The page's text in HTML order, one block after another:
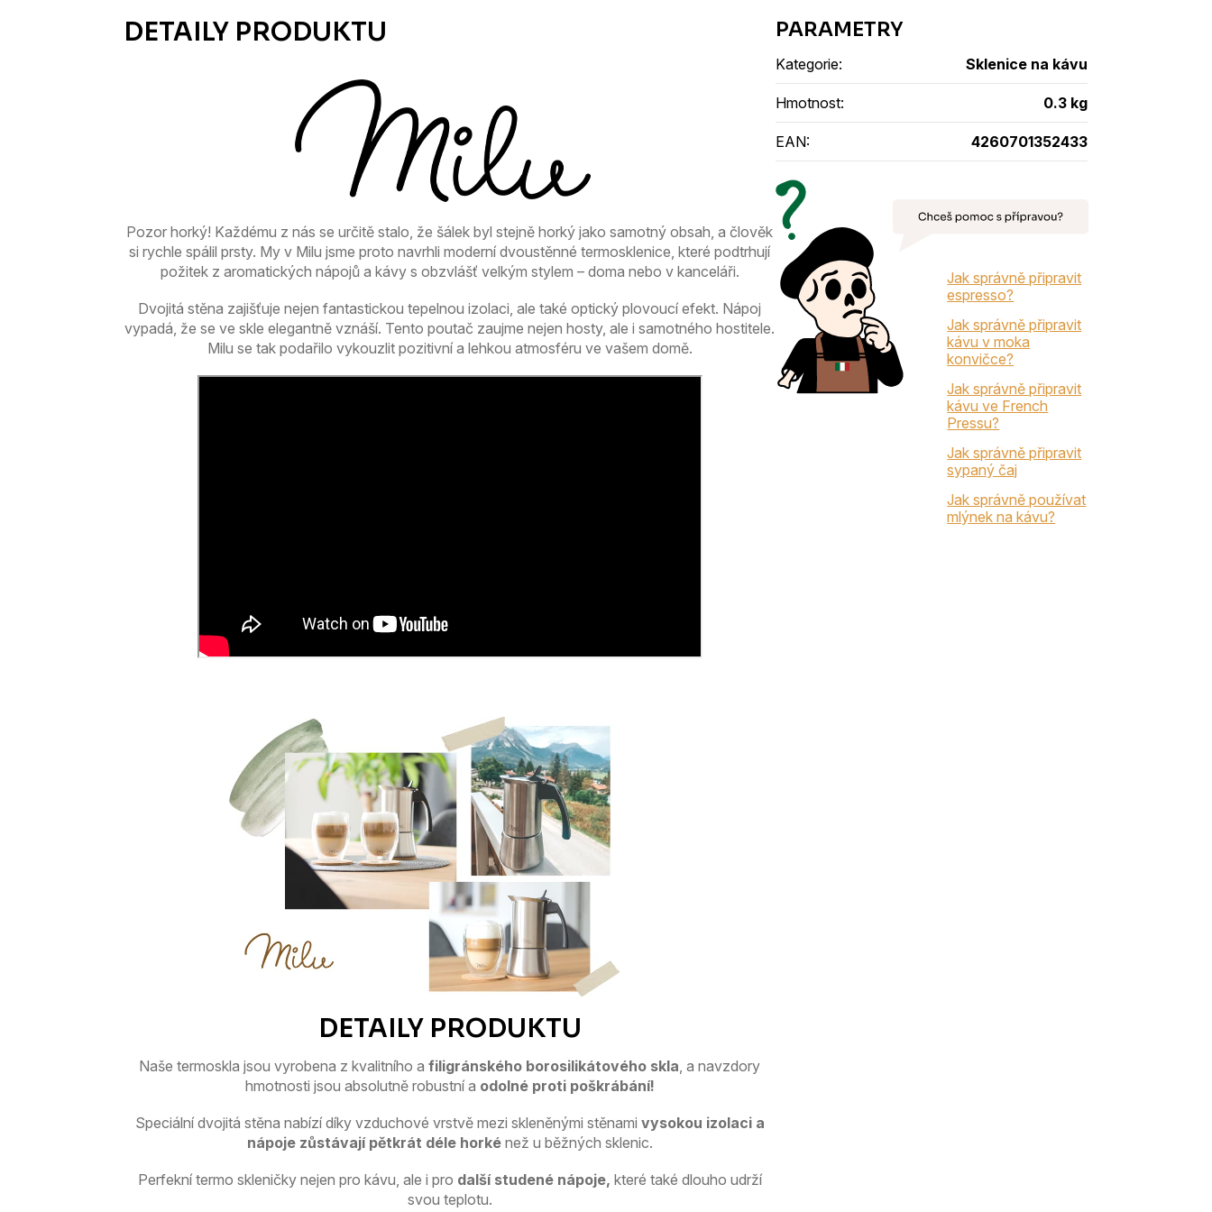
Pozor horký! Každému z nás se určitě stalo, že šálek byl stejně horký jako samotný obsah, a člověk
si rychle spálil prsty. My v Milu jsme proto navrhli moderní dvoustěnné termosklenice, které podtrhují
požitek z aromatických nápojů a kávy s obzvlášť velkým stylem – doma nebo v kanceláři.
Dvojitá stěna zajišťuje nejen fantastickou tepelnou izolaci, ale také optický plovoucí efekt. Nápoj
vypadá, že se ve skle elegantně vznáší. Tento poutač zaujme nejen hosty, ale i samotného hostitele.
Milu se tak podařilo vykouzlit pozitivní a lehkou atmosféru ve vašem domě.
Naše termoskla jsou vyrobena z kvalitního afiligránského borosilikátového skla, a navzdory
hmotnosti jsou absolutně robustní a odolné proti poškrábání!
Speciální dvojitá stěna nabízí díky vzduchové vrstvě mezi skleněnými stěnami vysokou izolaci a
nápoje zůstávají pětkrát déle horkénež u běžných sklenic.
Perfekní termo skleničky nejen pro kávu, ale i pro další studené nápoje, které také dlouho udrží
svou teplotu.
Kategorie: Sklenice na kávu
Hmotnost: 0.3 kg
EAN: 4260701352433
Jak správně připravit
espresso?
Jak správně připravit
kávu v moka
konvičce?
Jak správně připravit
kávu ve French
Pressu?
Jak správně připravit
sypaný čaj
Jak správně používat
mlýnek na kávu?